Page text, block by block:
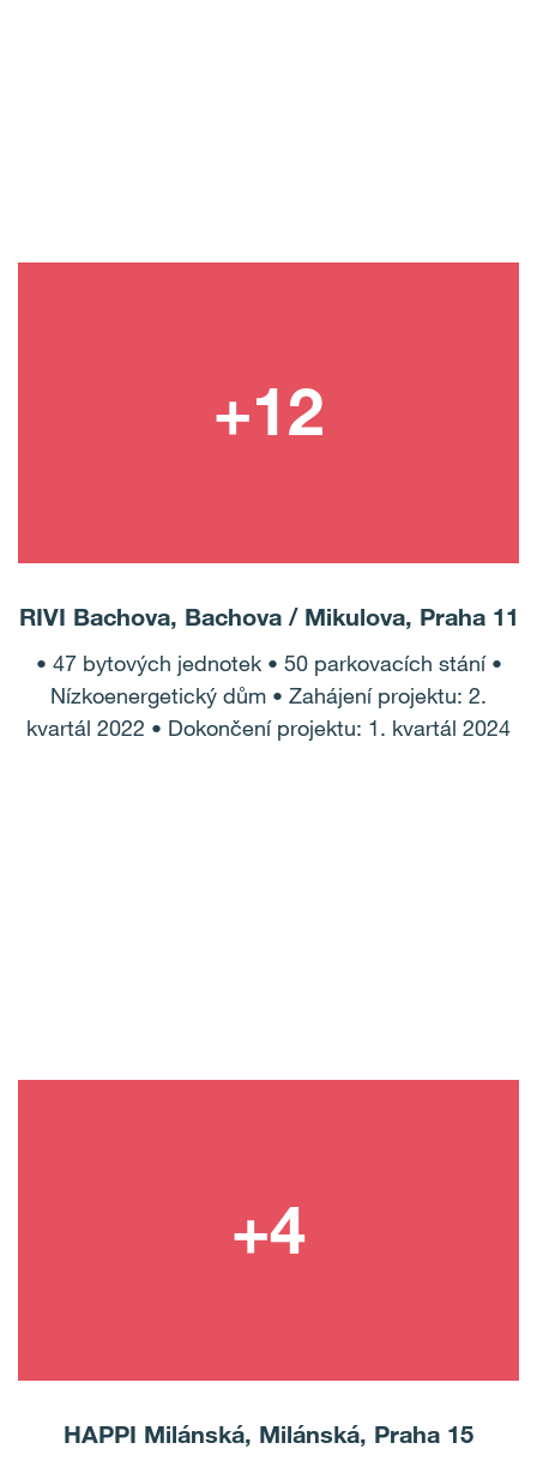
RIVI Bachova, Bachova / Mikulova, Praha 11
• 47 bytových jednotek • 50 parkovacích stání •
Nízkoenergetický dům • Zahájení projektu: 2.
kvartál 2022 • Dokončení projektu: 1. kvartál 2024
HAPPI Milánská, Milánská, Praha 15